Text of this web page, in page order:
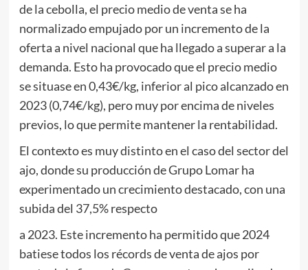
de la cebolla, el precio medio de venta se ha
normalizado empujado por un incremento de la
oferta a nivel nacional que ha llegado a superar a la
demanda. Esto ha provocado que el precio medio
se situase en 0,43€/kg, inferior al pico alcanzado en
2023 (0,74€/kg), pero muy por encima de niveles
previos, lo que permite mantener la rentabilidad.
El contexto es muy distinto en el caso del sector del
ajo, donde su producción de Grupo Lomar ha
experimentado un crecimiento destacado, con una
subida del 37,5% respecto
a 2023. Este incremento ha permitido que 2024
batiese todos los récords de venta de ajos por